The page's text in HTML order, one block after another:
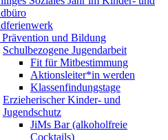
Prävention und Bildung
Schulbezogene Jugendarbeit
Fit für Mitbestimmung
Aktionsleiter*in werden
Klassenfindungstage
Erzieherischer Kinder- und
Jugendschutz
JiMs Bar (alkoholfreie
Cocktails)